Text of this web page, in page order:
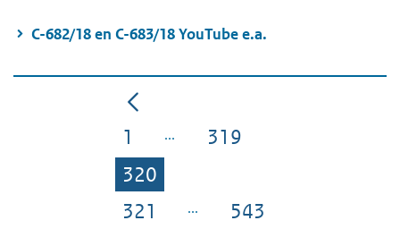
C-682/18 en C-683/18 YouTube e.a.
Pagina
1 Pagina
319
Pagina
320
Pagina
321 Pagina
543